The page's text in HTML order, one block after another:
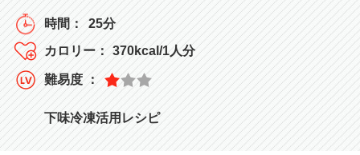
25分
370kcal/1人分
下味冷凍活用レシピ